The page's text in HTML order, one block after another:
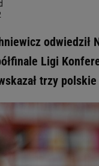
Ligi
trzy